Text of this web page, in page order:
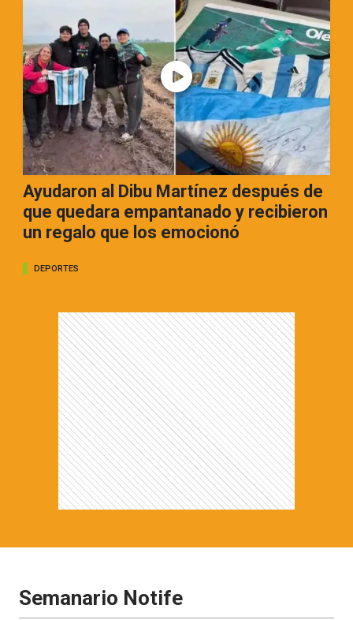
Ayudaron al Dibu Martínez después de
que quedara empantanado y recibieron
un regalo que los emocionó
DEPORTES
Semanario Notife